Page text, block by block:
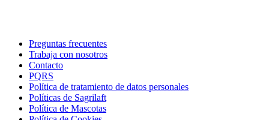
Preguntas frecuentes
Trabaja con nosotros
Contacto
PQRS
Política de tratamiento de datos personales
Políticas de Sagrilaft
Política de Mascotas